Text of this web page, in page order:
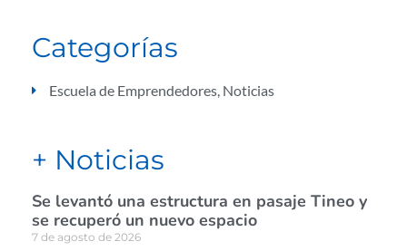
Categorías
Escuela de Emprendedores Noticias
+ Noticias
Se levantó una estructura en pasaje Tineo y
se recuperó un nuevo espacio
7 de agosto de 2026